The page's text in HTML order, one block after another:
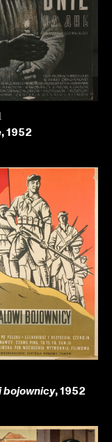
, 1952
bojownicy, 1952